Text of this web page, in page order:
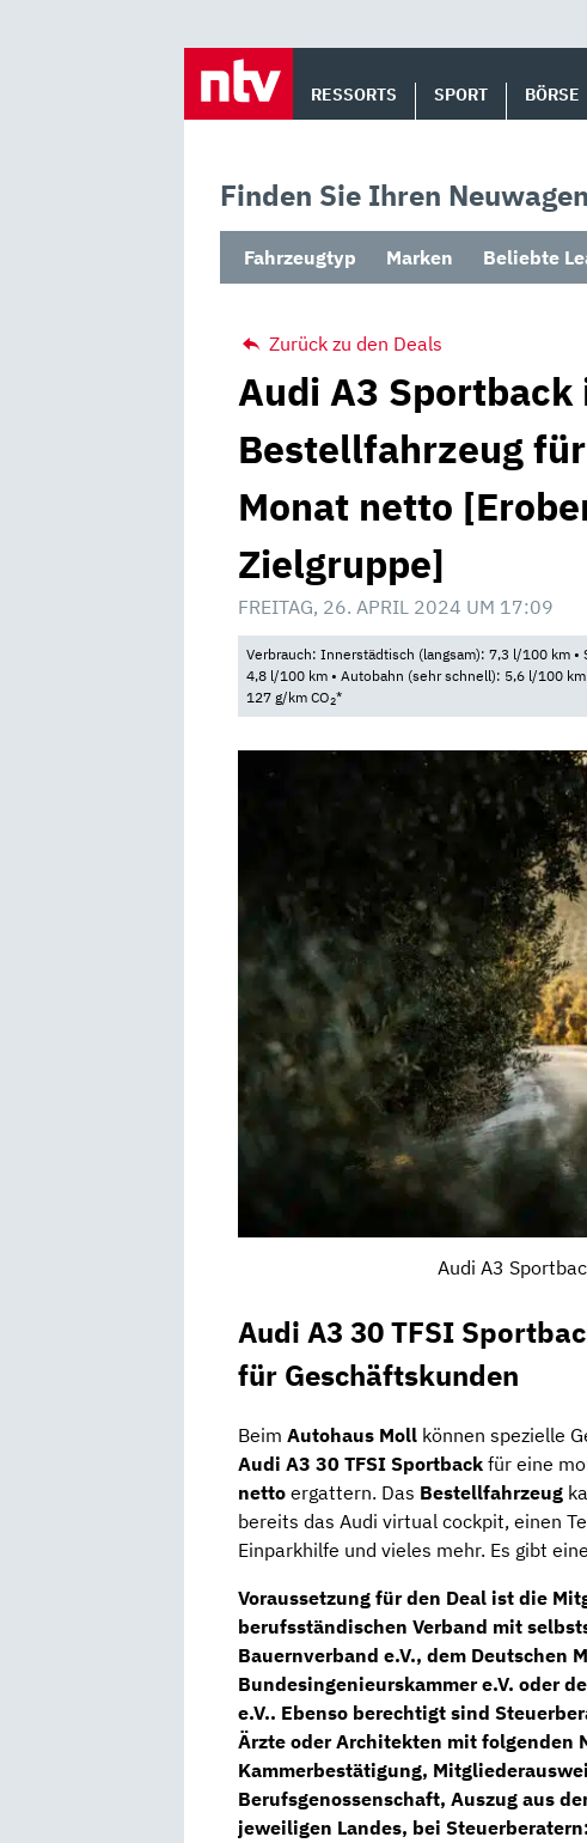
RESSORTS SPORT BÖRSE
Finden Sie Ihren
Fahrzeugtyp Marken Beliebte
Zurück zu den Deals
Audi A3 Sportback
Bestellfahrzeug
Monat netto
Zielgruppe]
FREITAG, 26. APRIL 2024 UM 17:09
Verbrauch: Innerstädtisch (langsam): 7,3 l/100 km
4,8 l/100 km • Autobahn (sehr schnell): 5,6 l/100
127 g/km CO2*
Audi A3
Audi A3 30 TFSI
für Geschäftskunden
Beim Autohaus Moll können spezielle
Audi A3 30 TFSI Sportback für eine
netto ergattern. Das Bestellfahrzeug
bereits das Audi virtual cockpit, einen
Einparkhilfe und vieles mehr. Es gibt eine
Voraussetzung für den Deal ist die
berufsständischen Verband mit
Bauernverband e.V., dem Deutschen
Bundesingenieurskammer e.V. oder
e.V.. Ebenso berechtigt sind
Ärzte oder Architekten mit folgenden
Kammerbestätigung,
Berufsgenossenschaft, Auszug aus
jeweiligen Landes, bei